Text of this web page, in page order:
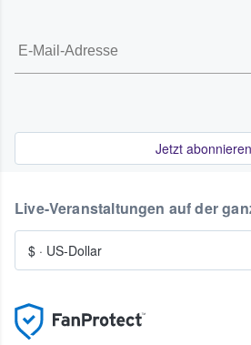
Jetzt abonnieren
Live-Veranstaltungen auf der
$ · US-Dollar